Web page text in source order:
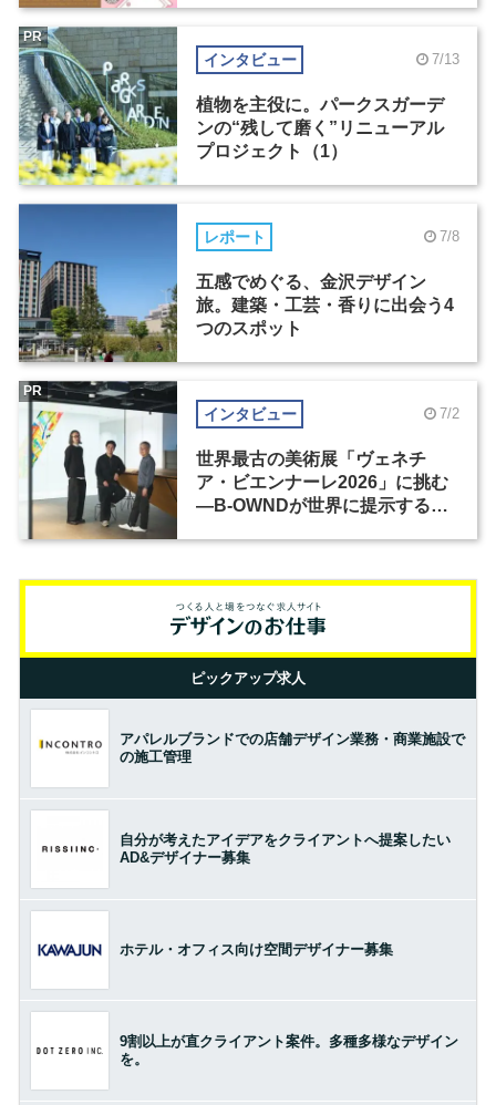
インタビュー 7/13
植物を主役に。パークスガーデ
ンの“残して磨く”リニューアル
プロジェクト（1）
PR
レポート 7/8
五感でめぐる、金沢デザイン
旅。建築・工芸・香りに出会う4
つのスポット
インタビュー 7/2
世界最古の美術展「ヴェネチ
ア・ビエンナーレ2026」に挑む
―B-OWNDが世界に提示する美
PR
ピックアップ求人
アパレルブランドでの店舗デザイン業務・商業施設で
の施工管理
自分が考えたアイデアをクライアントへ提案したい
AD&デザイナー募集
ホテル・オフィス向け空間デザイナー募集
9割以上が直クライアント案件。多種多様なデザイン
を。